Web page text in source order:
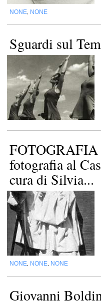
NONE NONE
Sguardi sul
fotografia al
cura di Silvia...
NONE NONE NONE
Giovanni